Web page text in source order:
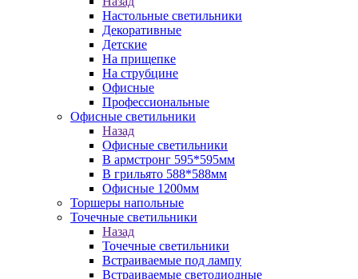
Настольные светильники
Декоративные
Детские
На прищепке
На струбцине
Офисные
Профессиональные
Офисные светильники
Назад
Офисные светильники
В армстронг 595*595мм
В грильято 588*588мм
Офисные 1200мм
Торшеры напольные
Точечные светильники
Назад
Точечные светильники
Встраиваемые под лампу
Встраиваемые светодиодные